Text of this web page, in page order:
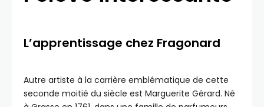
L’apprentissage chez Fragonard
Autre artiste à la carrière emblématique de cette
seconde moitié du siècle est Marguerite Gérard. Né